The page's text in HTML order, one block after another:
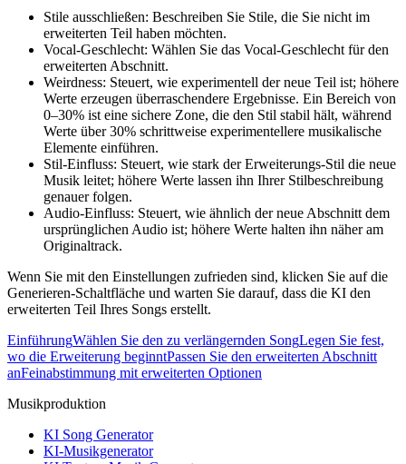
Stile ausschließen: Beschreiben Sie Stile, die Sie nicht im
erweiterten Teil haben möchten.
Vocal-Geschlecht: Wählen Sie das Vocal-Geschlecht für den
erweiterten Abschnitt.
Weirdness: Steuert, wie experimentell der neue Teil ist; höhere
Werte erzeugen überraschendere Ergebnisse. Ein Bereich von
0–30% ist eine sichere Zone, die den Stil stabil hält, während
Werte über 30% schrittweise experimentellere musikalische
Elemente einführen.
Stil-Einfluss: Steuert, wie stark der Erweiterungs-Stil die neue
Musik leitet; höhere Werte lassen ihn Ihrer Stilbeschreibung
genauer folgen.
Audio-Einfluss: Steuert, wie ähnlich der neue Abschnitt dem
ursprünglichen Audio ist; höhere Werte halten ihn näher am
Originaltrack.
Wenn Sie mit den Einstellungen zufrieden sind, klicken Sie auf die
Generieren-Schaltfläche und warten Sie darauf, dass die KI den
erweiterten Teil Ihres Songs erstellt.
EinführungWählen Sie den zu verlängernden SongLegen Sie fest,
wo die Erweiterung beginntPassen Sie den erweiterten Abschnitt
anFeinabstimmung mit erweiterten Optionen
Musikproduktion
KI Song Generator
KI-Musikgenerator